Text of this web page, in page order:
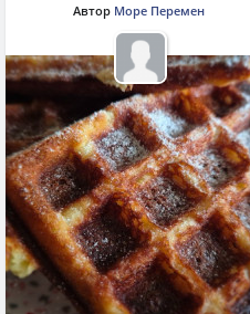
Автор Море Перемен